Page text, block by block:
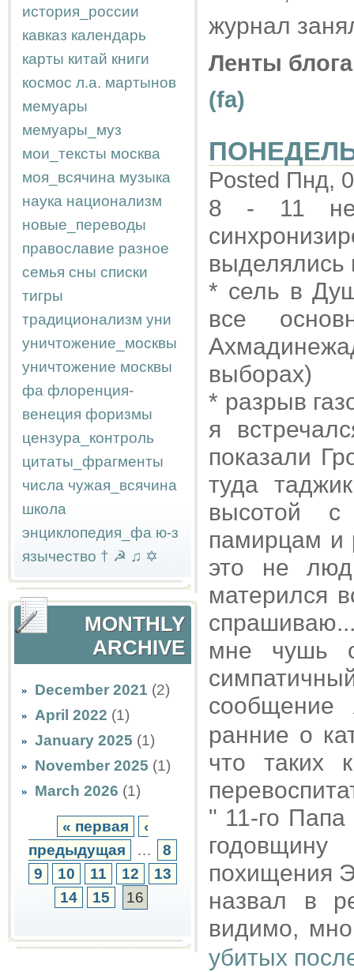
история_россии
кавказ календарь
карты китай книги
космос л.а. мартынов
мемуары
мемуары_муз
мои_тексты москва
моя_всячина музыка
наука национализм
новые_переводы
православие разное
семья сны списки
тигры
традиционализм уни
уничтожение_москвы
уничтожение москвы
фа флоренция-
венеция форизмы
цензура_контроль
цитаты_фрагменты
числа чужая_всячина
школа
энциклопедия_фа ю-з
язычество † ☭ ♫ ✡
MONTHLY
ARCHIVE
December 2021 (2)
April 2022 (1)
January 2025 (1)
November 2025 (1)
March 2026 (1)
« первая
‹
предыдущая
…
8
9
10 11 12
13
14
15 16
журнал
Ленты
(fa)
Posted Пнд,
8 - 11
выделялись
* сель в
все
выборах)
* разрыв
я
показали
туда
высотой с
памирцам и
это не
матерился
мне чушь
ранние о
что таких
" 11-го
похищения
назвал в
видимо,
убитых